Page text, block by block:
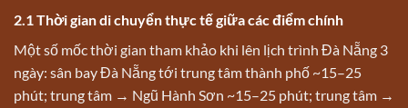
2.1 Thời gian di chuyển thực tế giữa các điểm chính
Một số mốc thời gian tham khảo khi lên lịch trình Đà Nẵng 3
ngày: sân bay Đà Nẵng tới trung tâm thành phố ~15–25
phút; trung tâm → Ngũ Hành Sơn ~15–25 phút; trung tâm →